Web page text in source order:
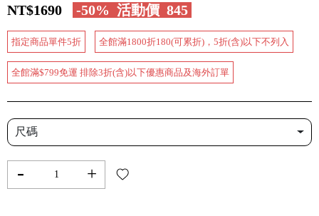
NT$1690 -50% 活動價 845
指定商品單件5折 全館滿1800折180(可累折)，5折(含)以下不列入
全館滿$799免運 排除3折(含)以下優惠商品及海外訂單
尺碼
- +